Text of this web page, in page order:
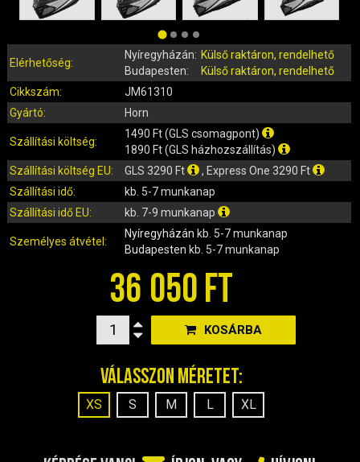
FELNI (MOTOR, QUAD)
GUMIK, BELSŐK (ROBOGÓ, QUAD, MOPED)
GYERTYÁK, PIPÁK
IDOMOK, BURKOLATOK, ÜLÉSEK
IRÁNYJELZŐ
IZZÓ (ROBOGÓ, QUAD, MOTOR)
KARBURÁTOROK ÉS ALKATRÉSZEIK
KENŐANYAGOK, TISZTÍTÓK, ÁPOLÓK
KIEGÉSZÍTŐK
KILÓMÉTERÓRA ÉS ALKATRÉSZEI
KIPUFOGÓK ÉS TARTOZÉKAIK
KXD QUAD ÉS DIRT BIKE ALKATRÉSZEK
LÁNCKEREKEK, LÁNCOK
MOTORBLOKK ÉS ALKATRÉSZEI
SZERSZÁMOK
RUHÁZAT, VÉDŐFELSZERELÉSEK
Elérhetőség:
Nyíregyházán: Külső raktáron, rendelhető
Budapesten:
Külső raktáron, rendelhető
Cikkszám:
JM61310
Gyártó:
Horn
Szállítási költség:
1490 Ft (GLS csomagpont)
1890 Ft (GLS házhozszállítás)
Szállítási költség EU:
GLS 3290 Ft
, Express One 3290 Ft
Szállítási idő:
kb. 5-7 munkanap
Szállítási idő EU:
kb. 7-9 munkanap
Személyes átvétel:
Nyíregyházán kb. 5-7 munkanap
Budapesten kb. 5-7 munkanap
36 050 FT
KOSÁRBA
Válasszon méretet:
XS S M L XL